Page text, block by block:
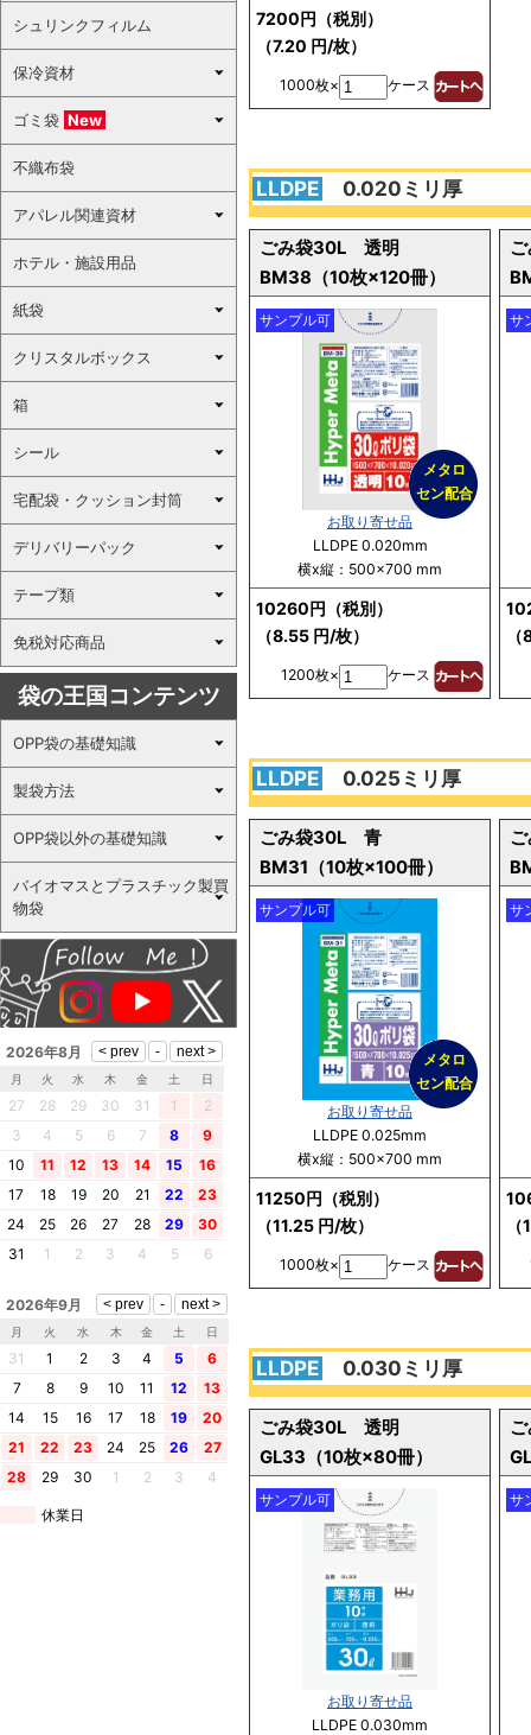
7200円（税別）
（7.20 円/枚）
1000枚× ケース
LLDPE 0.020ミリ厚
ごみ袋30L 透明
BM38（10枚×120冊）
メタロ
セン配合
サンプル可
お取り寄せ品
LLDPE 0.020mm
横x縦：500×700 mm
10260円（税別）
（8.55 円/枚）
1200枚× ケース
サ
LLDPE 0.025ミリ厚
ごみ袋30L 青
BM31（10枚×100冊）
メタロ
セン配合
サンプル可
お取り寄せ品
LLDPE 0.025mm
横x縦：500×700 mm
11250円（税別）
（11.25 円/枚）
1000枚× ケース
サ
LLDPE 0.030ミリ厚
ごみ袋30L 透明
GL33（10枚×80冊）
サンプル可
お取り寄せ品
LLDPE 0.030mm
サ
シュリンクフィルム
保冷資材
ゴミ袋 New
不織布袋
アパレル関連資材
ホテル・施設用品
紙袋
クリスタルボックス
箱
シール
宅配袋・クッション封筒
デリバリーパック
テープ類
免税対応商品
袋の王国コンテンツ
OPP袋の基礎知識
製袋方法
OPP袋以外の基礎知識
バイオマスとプラスチック製買
物袋
2026年8月
月 火 水 木 金 土 日
27 28 29 30 31 1
2
3
4 5 6 7 8
9
10
11 12 13 14 15
16
17
18 19 20 21 22
23
24
25 26 27 28 29
30
31
1 2 3 4 5 6
2026年9月
月 火 水 木 金 土 日
31 1 2 3 4 5
6
7
8 9 10 11 12
13
14
15 16 17 18 19
20
21
22 23 24 25 26
27
28
29 30 1 2 3 4
休業日